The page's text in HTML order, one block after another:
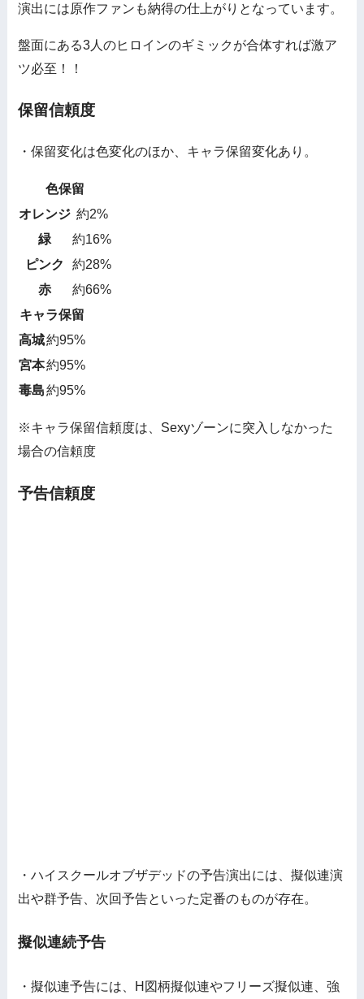
演出には原作ファンも納得の仕上がりとなっています。
盤面にある3人のヒロインのギミックが合体すれば激ア
ツ必至！！
保留信頼度
・保留変化は色変化のほか、キャラ保留変化あり。
色保留
オレンジ 約2%
緑
約16%
ピンク
約28%
赤
約66%
キャラ保留
高城約95%
宮本約95%
毒島約95%
※キャラ保留信頼度は、Sexyゾーンに突入しなかった
場合の信頼度
予告信頼度
・ハイスクールオブザデッドの予告演出には、擬似連演
出や群予告、次回予告といった定番のものが存在。
擬似連続予告
・擬似連予告には、H図柄擬似連やフリーズ擬似連、強